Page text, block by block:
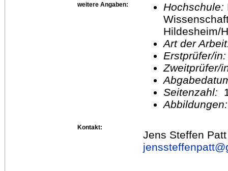
weitere Angaben: Hochschule:
Hildesheim/
Art der
Erstprüfer/
Seitenzahl:
Kontakt:
Jens Steffen Patt
jenssteffenpatt@